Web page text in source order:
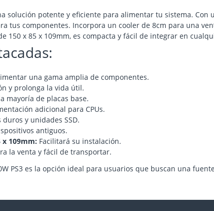
solución potente y eficiente para alimentar tu sistema. Con
tus componentes. Incorpora un cooler de 8cm para una
150 x 85 x 109mm, es compacta y fácil de integrar en
una gama amplia de componentes.
y prolonga la vida útil.
mayoría de placas base.
adicional para CPUs.
y unidades SSD.
antiguos.
x 109mm: Facilitará su instalación.
la venta y fácil de transportar.
PS3 es la opción ideal para usuarios que buscan una